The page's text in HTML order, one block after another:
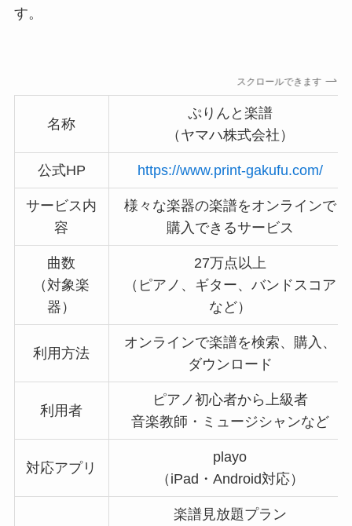
す。
スクロールできます
名称
ぷりんと楽譜
（ヤマハ株式会社）
公式HP https://www.print-gakufu.com/
サービス内
容
様々な楽器の楽譜をオンラインで
購入できるサービス
曲数
（対象楽
器）
27万点以上
（ピアノ、ギター、バンドスコア
など）
利用方法
オンラインで楽譜を検索、購入、
ダウンロード
利用者
ピアノ初心者から上級者
音楽教師・ミュージシャンなど
対応アプリ
playo
（iPad・Android対応）
楽譜見放題プラン